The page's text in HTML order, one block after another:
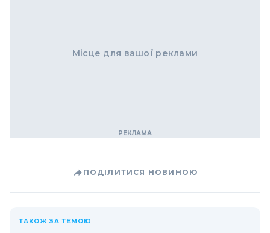
Місце для вашої реклами
ПОДІЛИТИСЯ НОВИНОЮ
ТАКОЖ ЗА ТЕМОЮ